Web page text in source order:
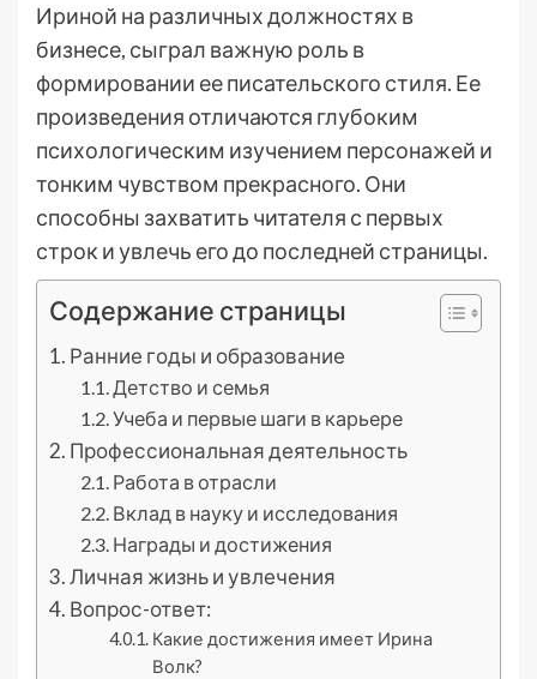
Ириной на различных должностях в
бизнесе, сыграл важную роль в
формировании ее писательского стиля. Ее
произведения отличаются глубоким
психологическим изучением персонажей и
тонким чувством прекрасного. Они
способны захватить читателя с первых
строк и увлечь его до последней страницы.
Содержание страницы
Ранние годы и образование
Детство и семья
Учеба и первые шаги в карьере
Профессиональная деятельность
Работа в отрасли
Вклад в науку и исследования
Награды и достижения
Личная жизнь и увлечения
Вопрос-ответ:
Какие достижения имеет Ирина
Волк?